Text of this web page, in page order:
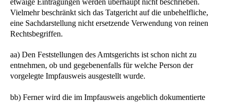
Vielmehr beschränkt sich das Tatgericht auf die unbehelfliche,
eine Sachdarstellung nicht ersetzende Verwendung von reinen
Rechtsbegriffen.
aa) Den Feststellungen des Amtsgerichts ist schon nicht zu
entnehmen, ob und gegebenenfalls für welche Person der
vorgelegte Impfausweis ausgestellt wurde.
bb) Ferner wird die im Impfausweis angeblich dokumentierte